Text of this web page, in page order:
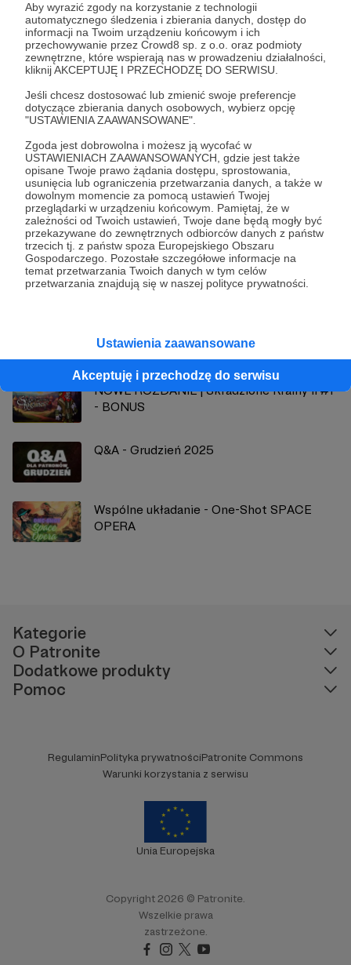
Aby wyrazić zgody na korzystanie z technologii
automatycznego śledzenia i zbierania danych, dostęp do
informacji na Twoim urządzeniu końcowym i ich
przechowywanie przez Crowd8 sp. z o.o. oraz podmioty
zewnętrzne, które wspierają nas w prowadzeniu działalności,
kliknij AKCEPTUJĘ I PRZECHODZĘ DO SERWISU.
Jeśli chcesz dostosować lub zmienić swoje preferencje
dotyczące zbierania danych osobowych, wybierz opcję
"USTAWIENIA ZAAWANSOWANE".
Zgoda jest dobrowolna i możesz ją wycofać w
USTAWIENIACH ZAAWANSOWANYCH, gdzie jest także
opisane Twoje prawo żądania dostępu, sprostowania,
usunięcia lub ograniczenia przetwarzania danych, a także w
dowolnym momencie za pomocą ustawień Twojej
przeglądarki w urządzeniu końcowym. Pamiętaj, że w
zależności od Twoich ustawień, Twoje dane będą mogły być
przekazywane do zewnętrznych odbiorców danych z państw
trzecich tj. z państw spoza Europejskiego Obszaru
Gospodarczego. Pozostałe szczegółowe informacje na
temat przetwarzania Twoich danych w tym celów
przetwarzania znajdują się w naszej polityce prywatności.
Ustawienia zaawansowane
Akceptuję i przechodzę do serwisu
Zaloguj się
q&a
Udostępnij
Gramy sobie
Zobacz profil autora
Zobacz również
NOWE ROZDANIE | Skradzione Krainy II #1
- BONUS
Q&A - Grudzień 2025
Wspólne układanie - One-Shot SPACE
OPERA
Kategorie
O Patronite
Dodatkowe produkty
Pomoc
RegulaminPolityka prywatnościPatronite Commons
Warunki korzystania z serwisu
Unia Europejska
Copyright 2026 © Patronite.
Wszelkie prawa
zastrzeżone.